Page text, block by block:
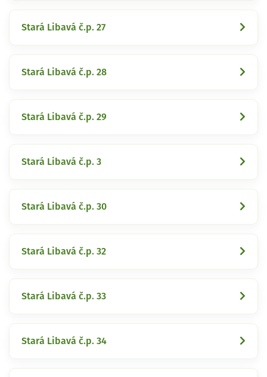
Stará Libavá č.p. 27
Stará Libavá č.p. 28
Stará Libavá č.p. 29
Stará Libavá č.p. 3
Stará Libavá č.p. 30
Stará Libavá č.p. 32
Stará Libavá č.p. 33
Stará Libavá č.p. 34